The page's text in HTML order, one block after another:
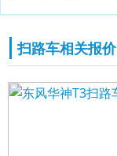
扫路车相关报价